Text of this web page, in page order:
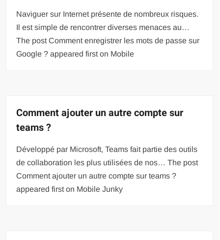
Naviguer sur Internet présente de nombreux risques.
Il est simple de rencontrer diverses menaces au…
The post Comment enregistrer les mots de passe sur
Google ? appeared first on Mobile
Comment ajouter un autre compte sur
teams ?
Développé par Microsoft, Teams fait partie des outils
de collaboration les plus utilisées de nos… The post
Comment ajouter un autre compte sur teams ?
appeared first on Mobile Junky